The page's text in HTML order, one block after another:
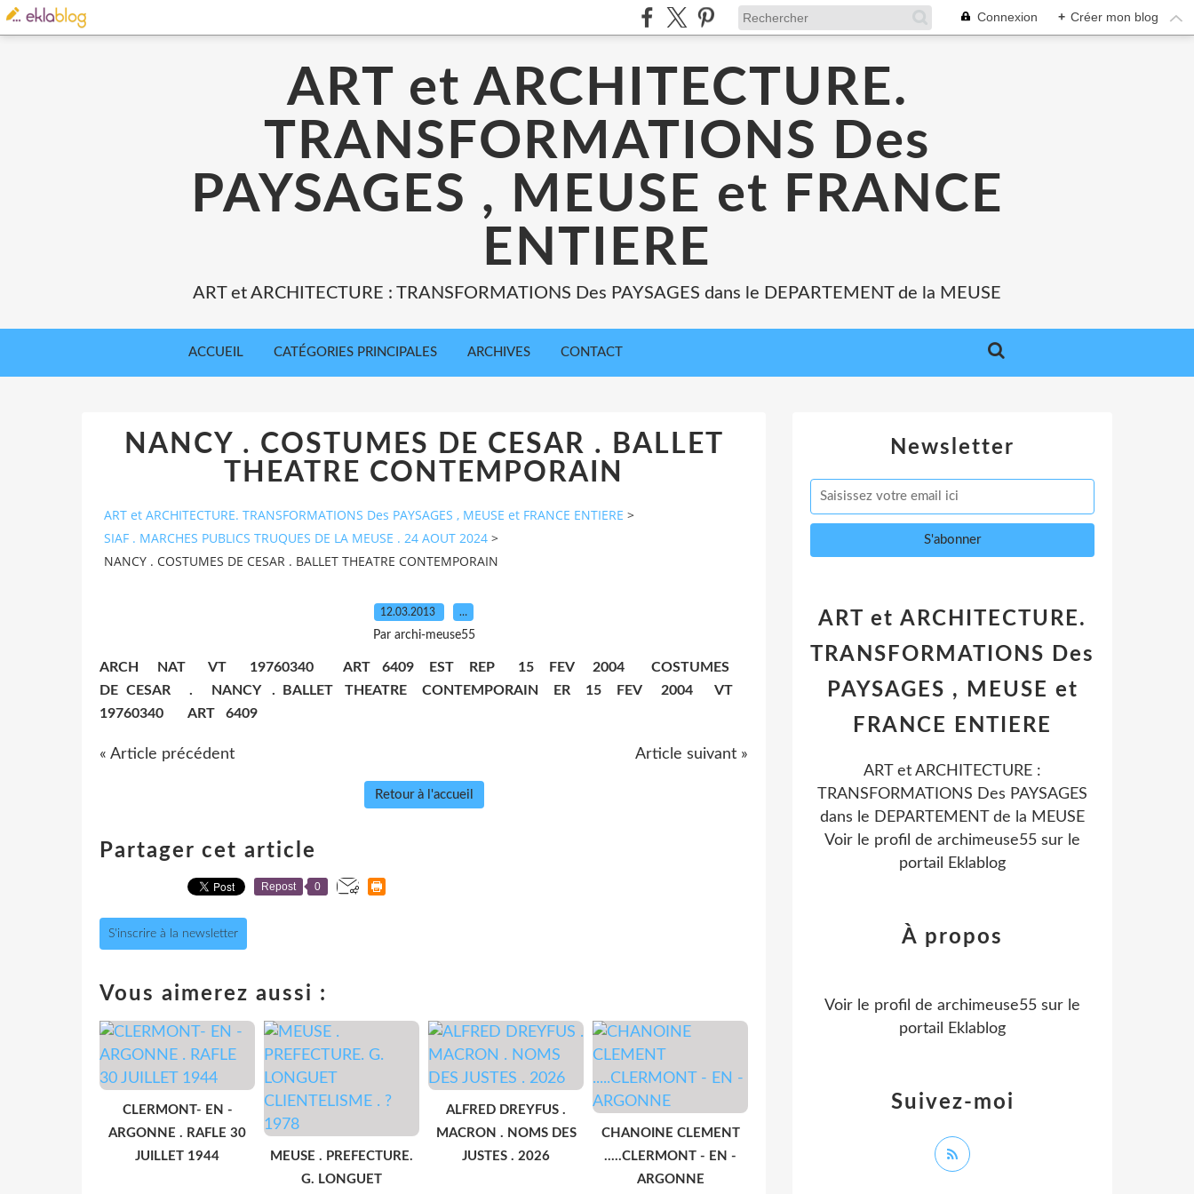
Connexion + Créer mon blog
ART et ARCHITECTURE.
TRANSFORMATIONS Des
PAYSAGES , MEUSE et FRANCE
ENTIERE
ART et ARCHITECTURE : TRANSFORMATIONS Des PAYSAGES dans le DEPARTEMENT de la MEUSE
ACCUEIL CATÉGORIES PRINCIPALES ARCHIVES CONTACT
NANCY . COSTUMES DE CESAR . BALLET
THEATRE CONTEMPORAIN
ART et ARCHITECTURE. TRANSFORMATIONS Des PAYSAGES , MEUSE et FRANCE ENTIERE >
SIAF . MARCHES PUBLICS TRUQUES DE LA MEUSE . 24 AOUT 2024 >
NANCY . COSTUMES DE CESAR . BALLET THEATRE CONTEMPORAIN
12.03.2013 …
Par archi-meuse55
​ARCH NAT VT 19760340 ART 6409 EST REP 15 FEV 2004 COSTUMES
DE CESAR . NANCY . BALLET THEATRE CONTEMPORAIN ER 15 FEV 2004 VT
19760340 ART 6409
« Article précédent Article suivant »
Retour à l'accueil
Partager cet article
Repost 0
S'inscrire à la newsletter
Vous aimerez aussi :
CLERMONT- EN -
ARGONNE . RAFLE 30
JUILLET 1944
MEUSE . PREFECTURE.
G. LONGUET
ALFRED DREYFUS .
MACRON . NOMS DES
JUSTES . 2026
CHANOINE CLEMENT
.....CLERMONT - EN -
ARGONNE
Newsletter
ART et ARCHITECTURE.
TRANSFORMATIONS Des
PAYSAGES , MEUSE et
FRANCE ENTIERE
ART et ARCHITECTURE :
TRANSFORMATIONS Des PAYSAGES
dans le DEPARTEMENT de la MEUSE
Voir le profil de archimeuse55 sur le
portail Eklablog
Suivez-moi
À propos
Voir le profil de archimeuse55 sur le
portail Eklablog